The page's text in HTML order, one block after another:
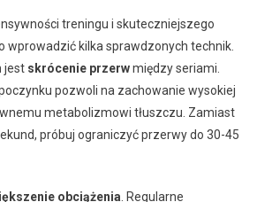
treningu i skuteczniejszego
wprowadzić kilka sprawdzonych technik.
jest skrócenie przerwmiędzy seriami.
pozwoli na zachowanie wysokiej
metabolizmowi tłuszczu. Zamiast
próbuj ograniczyć przerwy do 30-45
obciążenia. Regularne